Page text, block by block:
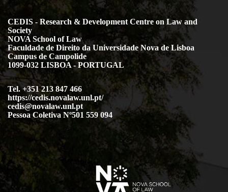
CEDIS - Research & Development Centre on Law and
Society
NOVA School of Law
Faculdade de Direito da Universidade Nova de Lisboa
Campus de Campolide
1099-032 LISBOA - PORTUGAL
Tel. +351 213 847 466
https://cedis.novalaw.unl.pt/
cedis@novalaw.unl.pt
Pessoa Coletiva Nº501 559 094